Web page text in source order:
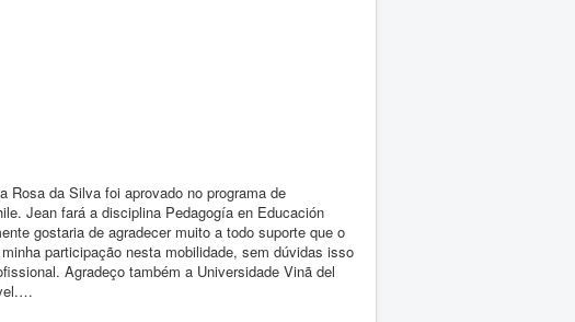
Rosa da Silva foi aprovado no programa de
Jean fará a disciplina Pedagogía en Educación
gostaria de agradecer muito a todo suporte que o
participação nesta mobilidade, sem dúvidas isso
Agradeço também a Universidade Vinã del